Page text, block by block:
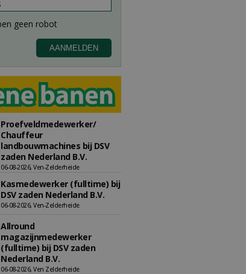
Proefveldmedewerker/
Chauffeur
landbouwmachines bij DSV
zaden Nederland B.V.
06-08-2026, Ven-Zelderheide
Kasmedewerker (fulltime) bij
DSV zaden Nederland B.V.
06-08-2026, Ven-Zelderheide
Allround
magazijnmedewerker
(fulltime) bij DSV zaden
Nederland B.V.
06-08-2026, Ven Zelderheide